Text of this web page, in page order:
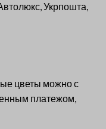
Укрпошта,
цветы можно с
платежом,